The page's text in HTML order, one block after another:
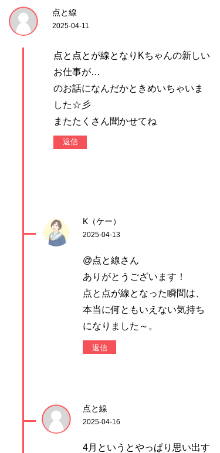
点と線
2025-04-11
点と点とが線となりKちゃんの新しい
お仕事が…
のお話になんだかときめいちゃいま
した☆彡
またたくさん聞かせてね
返信
K（ケー）
2025-04-13
@点と線さん
ありがとうございます！
点と点が線となった瞬間は、
本当に何ともいえない気持ち
になりました～。
返信
点と線
2025-04-16
4月というとやっぱり思い出す